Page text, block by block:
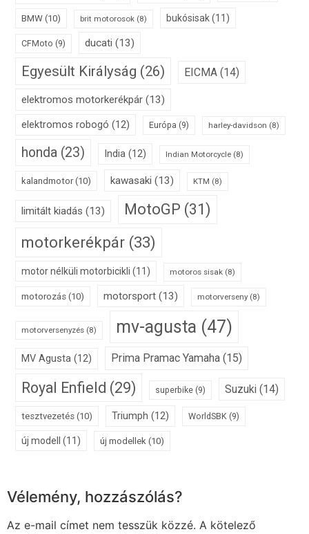
BMW (10) brit motorosok (8) bukósisak(11)
CFMoto (9) ducati (13)
Egyesült Királyság (26) EICMA (14)
elektromos motorkerékpár (13)
elektromos robogó (12) Európa (9) harley-davidson (8)
honda (23) India (12) Indian Motorcycle (8)
kalandmotor(10) kawasaki (13) KTM (8)
limitált kiadás (13) MotoGP (31)
motorkerékpár (33)
motor nélküli motorbicikli (11) motoros sisak (8)
motorozás (10) motorsport (13) motorverseny(8)
motorversenyzés (8) mv-agusta (47)
MV Agusta (12) Prima Pramac Yamaha (15)
Royal Enfield (29) superbike (9) Suzuki (14)
tesztvezetés (10) Triumph (12) WorldSBK (9)
új modell (11) új modellek (10)
Vélemény, hozzászólás?
Az e-mail címet nem tesszük közzé. A kötelező